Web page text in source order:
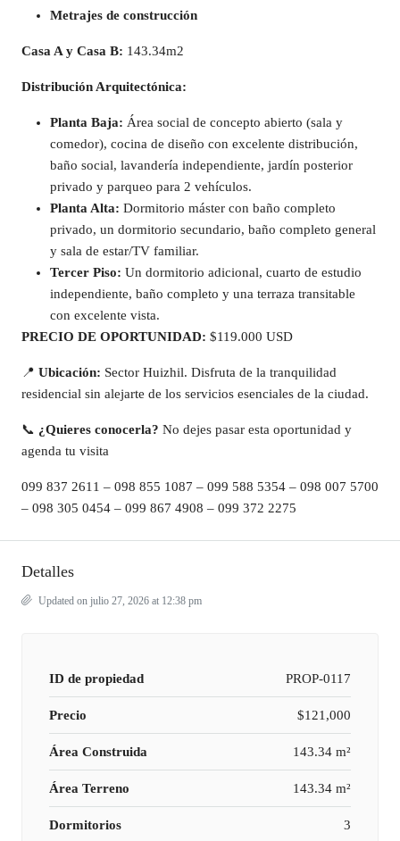
Metrajes de construcción
Casa A y Casa B: 143.34m2
Distribución Arquitectónica:
Planta Baja: Área social de concepto abierto (sala y
comedor), cocina de diseño con excelente distribución,
baño social, lavandería independiente, jardín posterior
privado y parqueo para 2 vehículos.
Planta Alta: Dormitorio máster con baño completo
privado, un dormitorio secundario, baño completo general
y sala de estar/TV familiar.
Tercer Piso: Un dormitorio adicional, cuarto de estudio
independiente, baño completo y una terraza transitable
con excelente vista.
PRECIO DE OPORTUNIDAD: $119.000 USD
📍 Ubicación: Sector Huizhil. Disfruta de la tranquilidad
residencial sin alejarte de los servicios esenciales de la ciudad.
📞 ¿Quieres conocerla? No dejes pasar esta oportunidad y
agenda tu visita
099 837 2611 – 098 855 1087 – 099 588 5354 – 098 007 5700
– 098 305 0454 – 099 867 4908 – 099 372 2275
Detalles
Updated on julio 27, 2026 at 12:38 pm
ID de propiedad PROP-0117
Precio $121,000
Área Construida 143.34 m²
Área Terreno 143.34 m²
Dormitorios 3